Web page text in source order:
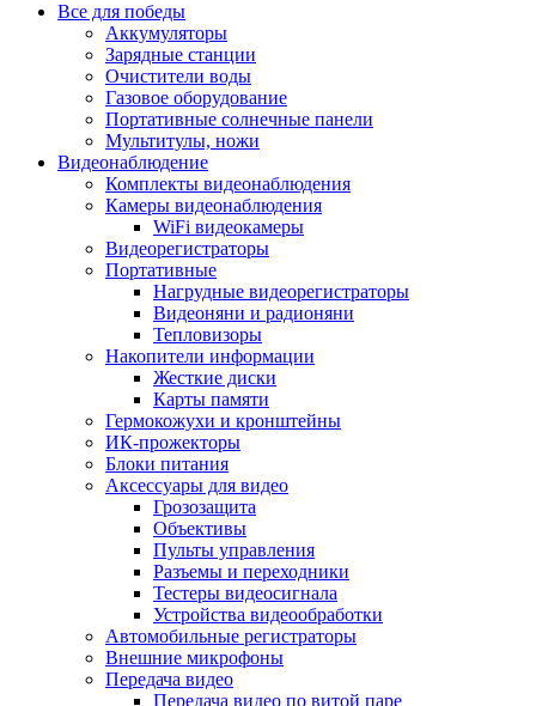
Все для победы
Аккумуляторы
Зарядные станции
Очистители воды
Газовое оборудование
Портативные солнечные панели
Мультитулы, ножи
Видеонаблюдение
Комплекты видеонаблюдения
Камеры видеонаблюдения
WiFi видеокамеры
Видеорегистраторы
Портативные
Нагрудные видеорегистраторы
Видеоняни и радионяни
Тепловизоры
Накопители информации
Жесткие диски
Карты памяти
Гермокожухи и кронштейны
ИК-прожекторы
Блоки питания
Аксессуары для видео
Грозозащита
Объективы
Пульты управления
Разъемы и переходники
Тестеры видеосигнала
Устройства видеообработки
Автомобильные регистраторы
Внешние микрофоны
Передача видео
Передача видео по витой паре